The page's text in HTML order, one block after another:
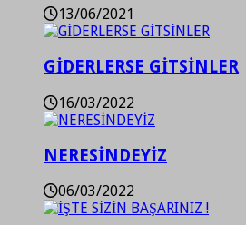
13/06/2021
GİDERLERSE GİTSİNLER
16/03/2022
NERESİNDEYİZ
06/03/2022